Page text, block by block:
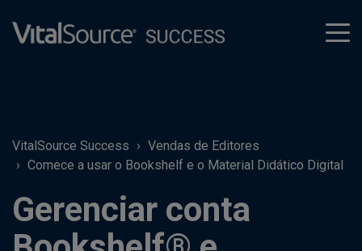
VitalSource Success
Vendas de Editores
Comece a usar o Bookshelf e o Material Didático Digital
Gerenciar conta